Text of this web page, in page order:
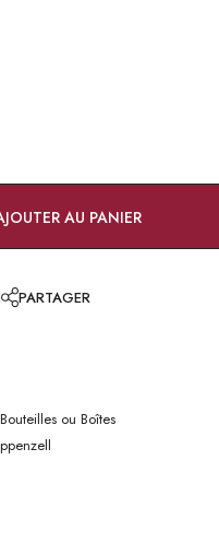
AU PANIER
PARTAGER
ou Boîtes